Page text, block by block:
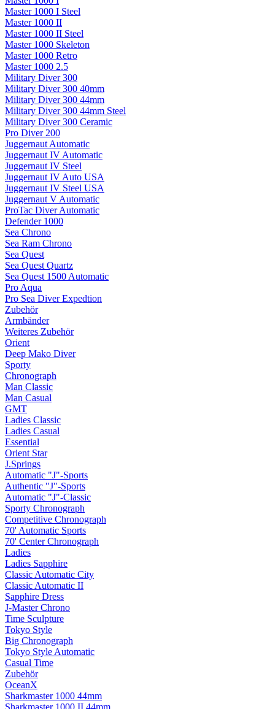
Master 1000 I Steel
Master 1000 II
Master 1000 II Steel
Master 1000 Skeleton
Master 1000 Retro
Master 1000 2.5
Military Diver 300
Military Diver 300 40mm
Military Diver 300 44mm
Military Diver 300 44mm Steel
Military Diver 300 Ceramic
Pro Diver 200
Juggernaut Automatic
Juggernaut IV Automatic
Juggernaut IV Steel
Juggernaut IV Auto USA
Juggernaut IV Steel USA
Juggernaut V Automatic
ProTac Diver Automatic
Defender 1000
Sea Chrono
Sea Ram Chrono
Sea Quest
Sea Quest Quartz
Sea Quest 1500 Automatic
Pro Aqua
Pro Sea Diver Expedtion
Zubehör
Armbänder
Weiteres Zubehör
Orient
Deep Mako Diver
Sporty
Chronograph
Man Classic
Man Casual
GMT
Ladies Classic
Ladies Casual
Essential
Orient Star
J.Springs
Automatic "J"-Sports
Authentic "J"-Sports
Automatic "J"-Classic
Sporty Chronograph
Competitive Chronograph
70' Automatic Sports
70' Center Chronograph
Ladies
Ladies Sapphire
Classic Automatic City
Classic Automatic II
Sapphire Dress
J-Master Chrono
Time Sculpture
Tokyo Style
Big Chronograph
Tokyo Style Automatic
Casual Time
Zubehör
OceanX
Sharkmaster 1000 44mm
Sharkmaster 1000 II 44mm